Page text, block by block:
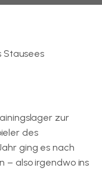
zur
des
ging es nach
– also irgendwo ins